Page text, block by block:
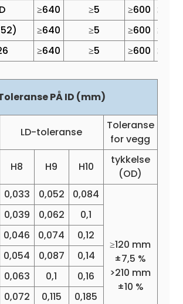
≥640 ≥5 ≥600 ≥520
≥640 ≥5 ≥600 ≥520
≥640 ≥5 ≥600 ≥520
PÅ ID (mm)
LD-toleranse
Toleranse
for vegg
H8 H9 H10
tykkelse
(OD)
0,033 0,052 0,084
≥120 mm
±7,5 %
>210 mm
±10 %
0,039 0,062
0,1
0,046 0,074
0,12
0,054 0,087
0,14
0,063 0,1
0,16
0,072 0,115
0,185